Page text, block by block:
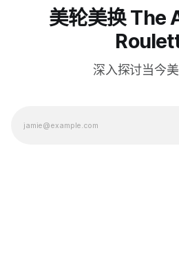
美轮美换 The
深入探讨当今